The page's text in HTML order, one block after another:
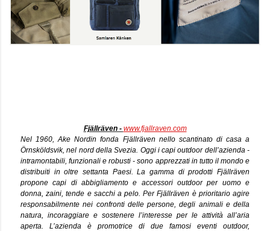
Fjällräven - www.fjallraven.com
Nel 1960, Ake Nordin fonda Fjällräven nello scantinato di casa a
Örnsköldsvik, nel nord della Svezia. Oggi i capi outdoor dell’azienda -
intramontabili, funzionali e robusti - sono apprezzati in tutto il mondo e
distribuiti in oltre settanta Paesi. La gamma di prodotti Fjällräven
propone capi di abbigliamento e accessori outdoor per uomo e
donna, zaini, tende e sacchi a pelo. Per Fjällräven è prioritario agire
responsabilmente nei confronti delle persone, degli animali e della
natura, incoraggiare e sostenere l’interesse per le attività all’aria
aperta. L’azienda è promotrice di due famosi eventi outdoor,